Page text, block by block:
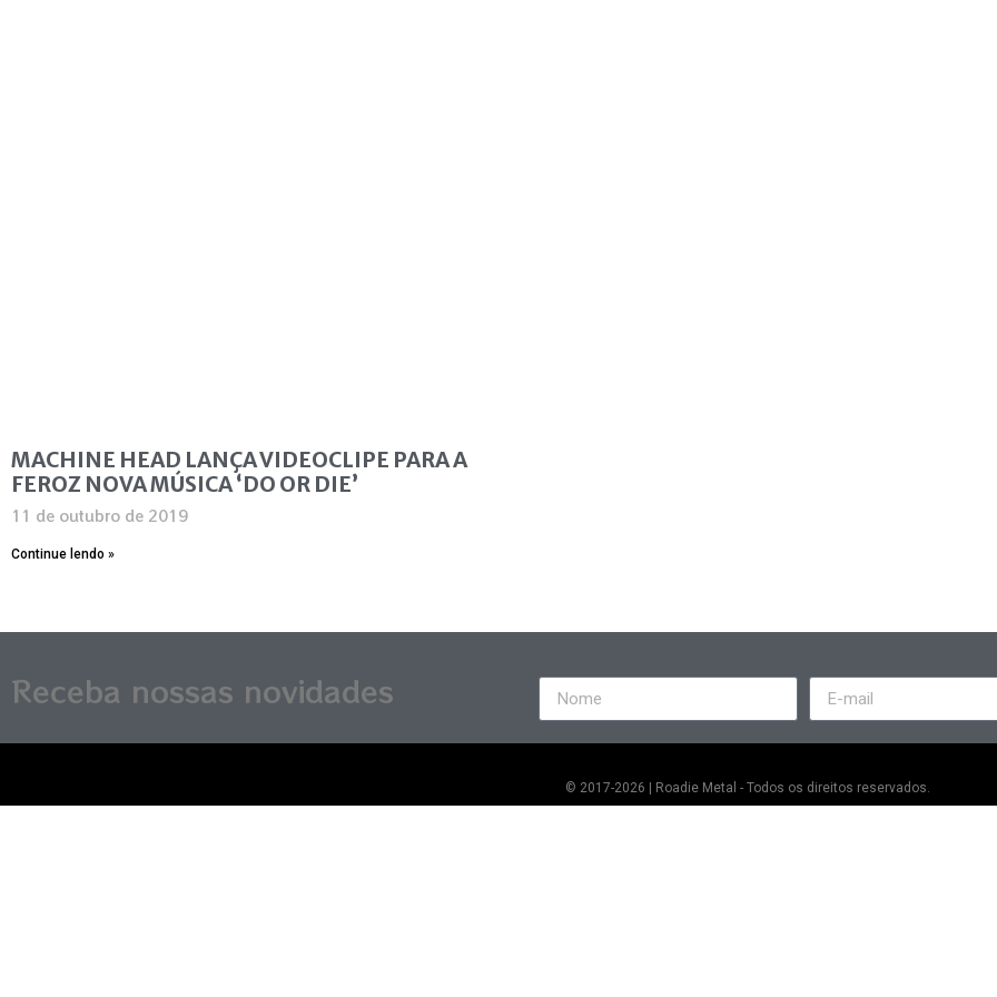
MACHINE HEAD LANÇA VIDEOCLIPE PARA A
FEROZ NOVA MÚSICA ‘DO OR DIE’
11 de outubro de 2019
Continue lendo »
Receba nossas novidades
© 2017-2026 | Roadie Metal - Todos os direitos reservados.